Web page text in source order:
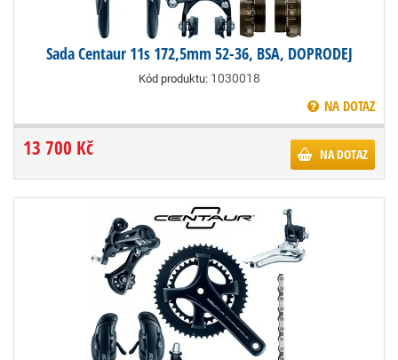
Sada Centaur 11s 172,5mm 52-36, BSA, DOPRODEJ
Kód produktu: 1030018
NA DOTAZ
13 700 Kč NA DOTAZ